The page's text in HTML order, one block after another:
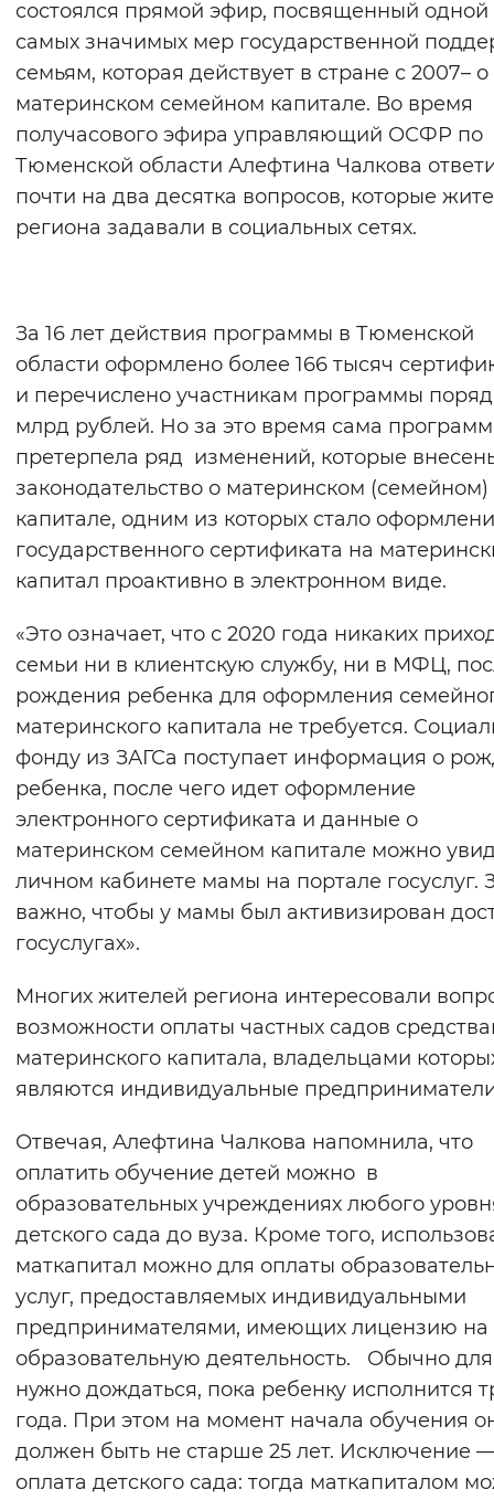
Инверсивный
Синий фон
Изображения
Включены Выключены
Звуковой ассистент
Вернуть стандартные настройки
состоялся прямой эфир, посвященный одной
самых значимых мер государственной
семьям, которая действует в стране с 2007– о
материнском семейном капитале. Во время
получасового эфира управляющий ОСФР по
Тюменской области Алефтина Чалкова
почти на два десятка вопросов, которые
региона задавали в социальных сетях.
За 16 лет действия программы в Тюменской
области оформлено более 166 тысяч
и перечислено участникам программы
млрд рублей. Но за это время сама
претерпела ряд изменений, которые
законодательство о материнском (семейном)
капитале, одним из которых стало
государственного сертификата на
капитал проактивно в электронном виде.
«Это означает, что с 2020 года никаких
семьи ни в клиентскую службу, ни в МФЦ,
рождения ребенка для оформления
материнского капитала не требуется.
фонду из ЗАГСа поступает информация о
ребенка, после чего идет оформление
электронного сертификата и данные о
материнском семейном капитале можно
личном кабинете мамы на портале госуслуг.
важно, чтобы у мамы был активизирован
госуслугах».
Многих жителей региона интересовали
возможности оплаты частных садов
материнского капитала, владельцами
являются индивидуальные
Отвечая, Алефтина Чалкова напомнила, что
оплатить обучение детей можно в
образовательных учреждениях любого
детского сада до вуза. Кроме того,
маткапитал можно для оплаты
услуг, предоставляемых индивидуальными
предпринимателями, имеющих лицензию на
образовательную деятельность. Обычно для
нужно дождаться, пока ребенку исполнится
года. При этом на момент начала обучения
должен быть не старше 25 лет. Исключение
оплата детского сада: тогда маткапиталом